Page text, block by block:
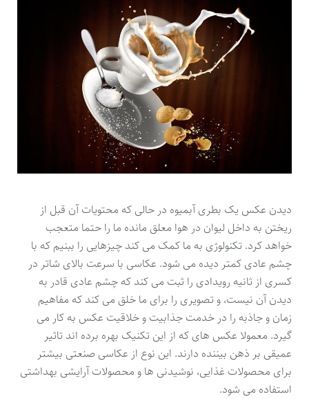
دیدن عکس یک بطری آبمیوه در حالی که محتویات آن قبل از
ریختن به داخل لیوان در هوا معلق مانده ما را حتما متعجب
خواهد کرد. تکنولوژی به ما کمک می کند چیزهایی را ببنیم که با
چشم عادی کمتر دیده می شود. عکاسی با سرعت بالای شاتر در
کسری از ثانیه رویدادی را ثبت می کند که چشم عادی قادر به
دیدن آن نیست، و تصویری را برای ما خلق می کند که مفاهیم
زمان و جاذبه را در خدمت جذابیت و خلاقیت عکس به کار می
گیرد. معمولا عکس های که از این تکنیک بهره برده اند تاثیر
عمیقی بر ذهن بیننده دارند. این نوع از عکاسی صنعتی بیشتر
برای محصولات غذایی، نوشیدنی ها و محصولات آرایشی بهداشتی
استفاده می شود.